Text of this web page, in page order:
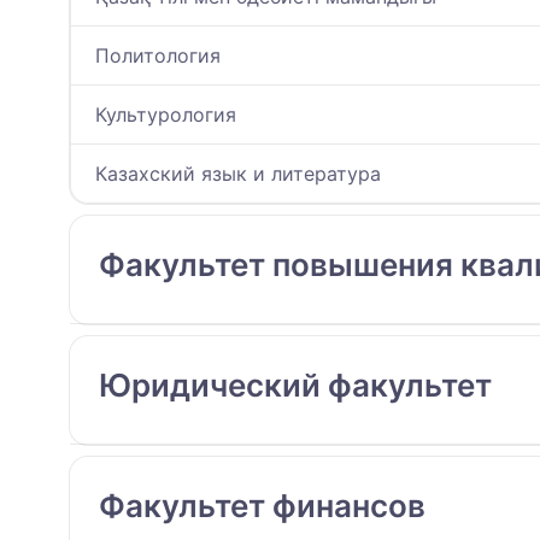
Политология
Культурология
Казахский язык и литература
Факультет повышения
Юридический факультет
Факультет финансов